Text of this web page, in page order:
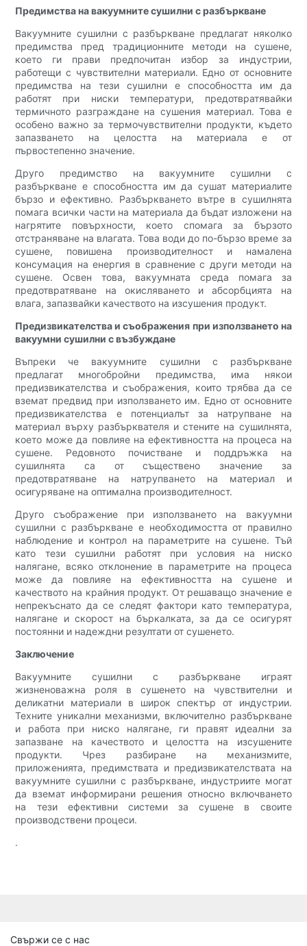
Предимства на вакуумните сушилни с разбъркване
Вакуумните сушилни с разбъркване предлагат няколко
предимства пред традиционните методи на сушене,
което ги прави предпочитан избор за индустрии,
работещи с чувствителни материали. Едно от основните
предимства на тези сушилни е способността им да
работят при ниски температури, предотвратявайки
термичното разграждане на сушения материал. Това е
особено важно за термочувствителни продукти, където
запазването на целостта на материала е от
първостепенно значение.
Друго предимство на вакуумните сушилни с
разбъркване е способността им да сушат материалите
бързо и ефективно. Разбъркването вътре в сушилнята
помага всички части на материала да бъдат изложени на
нагрятите повърхности, което спомага за бързото
отстраняване на влагата. Това води до по-бързо време за
сушене, повишена производителност и намалена
консумация на енергия в сравнение с други методи на
сушене. Освен това, вакуумната среда помага за
предотвратяване на окисляването и абсорбцията на
влага, запазвайки качеството на изсушения продукт.
Предизвикателства и съображения при използването на
вакуумни сушилни с възбуждане
Въпреки че вакуумните сушилни с разбъркване
предлагат многобройни предимства, има някои
предизвикателства и съображения, които трябва да се
вземат предвид при използването им. Едно от основните
предизвикателства е потенциалът за натрупване на
материал върху разбърквателя и стените на сушилнята,
което може да повлияе на ефективността на процеса на
сушене. Редовното почистване и поддръжка на
сушилнята са от съществено значение за
предотвратяване на натрупването на материал и
осигуряване на оптимална производителност.
Друго съображение при използването на вакуумни
сушилни с разбъркване е необходимостта от правилно
наблюдение и контрол на параметрите на сушене. Тъй
като тези сушилни работят при условия на ниско
налягане, всяко отклонение в параметрите на процеса
може да повлияе на ефективността на сушене и
качеството на крайния продукт. От решаващо значение е
непрекъснато да се следят фактори като температура,
налягане и скорост на бъркалката, за да се осигурят
постоянни и надеждни резултати от сушенето.
Заключение
Вакуумните сушилни с разбъркване играят
жизненоважна роля в сушенето на чувствителни и
деликатни материали в широк спектър от индустрии.
Техните уникални механизми, включително разбъркване
и работа при ниско налягане, ги правят идеални за
запазване на качеството и целостта на изсушените
продукти. Чрез разбиране на механизмите,
приложенията, предимствата и предизвикателствата на
вакуумните сушилни с разбъркване, индустриите могат
да вземат информирани решения относно включването
на тези ефективни системи за сушене в своите
производствени процеси.
.
Свържи се с нас